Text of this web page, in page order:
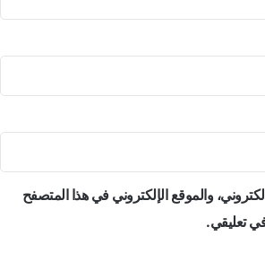
والموقع الإلكتروني في هذا المتصفح
في تعليقي.